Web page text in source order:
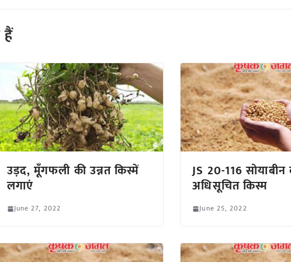
उड़द, मूँगफली की उन्नत किस्में
लगाएं
June 27, 2022
JS 20-116 सोयाबीन
अधिसूचित किस्म
June 25, 2022